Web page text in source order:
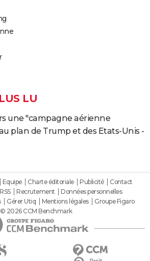
LU
une "campagne aérienne
plan de Trump et des Etats-Unis -
Equipe Charte éditoriale Publicité
Contact
RSS Recrutement
Données personnelles
Gérer Utiq Mentions légales
Groupe Figaro
© 2026 CCM Benchmark